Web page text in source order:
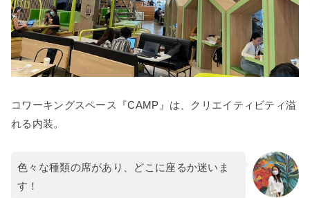
コワーキングスペース『CAMP』は、クリエイティビティ溢
れる内装。
色々な種類の席があり、どこに座るか迷いま
す！